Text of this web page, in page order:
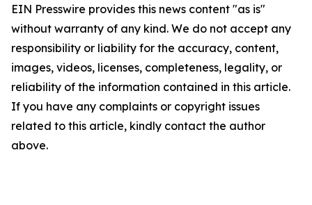
EIN Presswire provides this news content "as is"
without warranty of any kind. We do not accept any
responsibility or liability for the accuracy, content,
images, videos, licenses, completeness, legality, or
reliability of the information contained in this article.
If you have any complaints or copyright issues
related to this article, kindly contact the author
above.